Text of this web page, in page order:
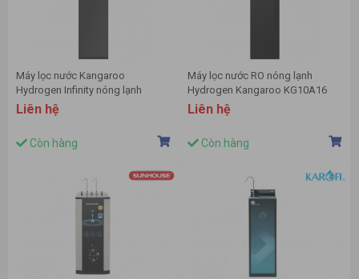
Máy lọc nước Kangaroo
Hydrogen Infinity nóng lạnh
KG10A9I
Liên hệ
Còn hàng
Máy lọc nước RO nóng lạnh
Hydrogen Kangaroo KG10A16
Liên hệ
Còn hàng